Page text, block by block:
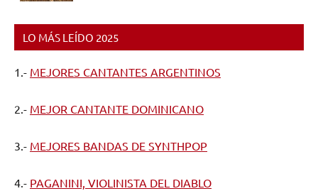
LO MÁS LEÍDO 2025
1.- MEJORES CANTANTES ARGENTINOS
2.- MEJOR CANTANTE DOMINICANO
3.- MEJORES BANDAS DE SYNTHPOP
4.- PAGANINI, VIOLINISTA DEL DIABLO